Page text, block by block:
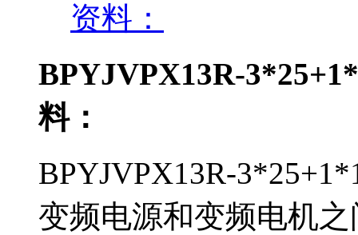
资料：
BPYJVPX13R-
料：
BPYJVPX13R-
变频电源和变频电机